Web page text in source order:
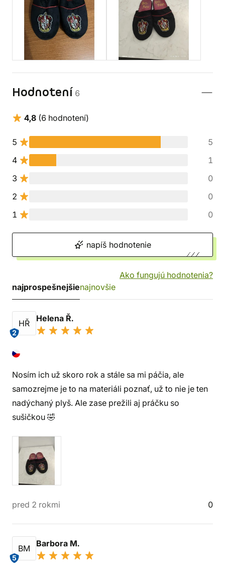
Hodnotení 6
4,8 (6 hodnotení)
5
5
4
1
3
0
2
0
1
0
napíš hodnotenie
Ako fungujú hodnotenia?
najprospešnejšienajnovšie
HŘ
2
Helena Ř.
Nosím ich už skoro rok a stále sa mi páčia, ale
samozrejme je to na materiáli poznať, už to nie je ten
nadýchaný plyš. Ale zase prežili aj práčku so
sušičkou 🤣
pred 2 rokmi 0
BM
5
Barbora M.